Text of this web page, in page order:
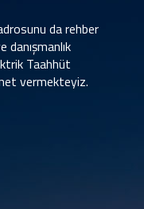
da rehber
Taahhüt
vermekteyiz.